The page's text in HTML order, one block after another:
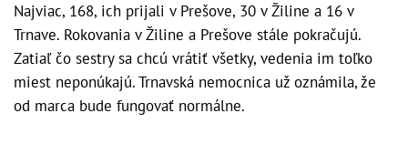
Najviac, 168, ich prijali v Prešove, 30 v Žiline a 16 v
Trnave. Rokovania v Žiline a Prešove stále pokračujú.
Zatiaľ čo sestry sa chcú vrátiť všetky, vedenia im toľko
miest neponúkajú. Trnavská nemocnica už oznámila, že
od marca bude fungovať normálne.